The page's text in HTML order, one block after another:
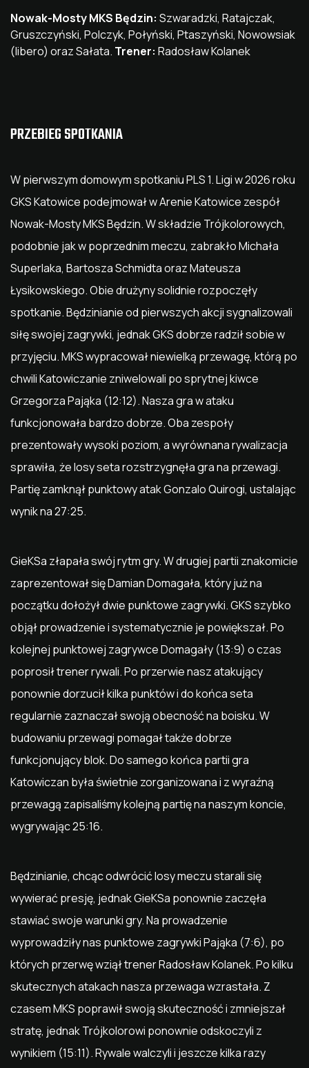
Nowak-Mosty MKS Będzin: Szwaradzki, Ratajczak,
Gruszczyński, Polczyk, Połyński, Ptaszyński, Nowowsiak
(libero) oraz Sałata. Trener: Radosław Kolanek
PRZEBIEG SPOTKANIA
W pierwszym domowym spotkaniu PLS 1. Ligi w 2026 roku
GKS Katowice podejmował w Arenie Katowice zespół
Nowak-Mosty MKS Będzin. W składzie Trójkolorowych,
podobnie jak w poprzednim meczu, zabrakło Michała
Superlaka, Bartosza Schmidta oraz Mateusza
Łysikowskiego. Obie drużyny solidnie rozpoczęły
spotkanie. Będzinianie od pierwszych akcji sygnalizowali
siłę swojej zagrywki, jednak GKS dobrze radził sobie w
przyjęciu. MKS wypracował niewielką przewagę, którą po
chwili Katowiczanie zniwelowali po sprytnej kiwce
Grzegorza Pająka (12:12). Nasza gra w ataku
funkcjonowała bardzo dobrze. Oba zespoły
prezentowały wysoki poziom, a wyrównana rywalizacja
sprawiła, że losy seta rozstrzygnęła gra na przewagi.
Partię zamknął punktowy atak Gonzalo Quirogi, ustalając
wynik na 27:25.
GieKSa złapała swój rytm gry. W drugiej partii znakomicie
zaprezentował się Damian Domagała, który już na
początku dołożył dwie punktowe zagrywki. GKS szybko
objął prowadzenie i systematycznie je powiększał. Po
kolejnej punktowej zagrywce Domagały (13:9) o czas
poprosił trener rywali. Po przerwie nasz atakujący
ponownie dorzucił kilka punktów i do końca seta
regularnie zaznaczał swoją obecność na boisku. W
budowaniu przewagi pomagał także dobrze
funkcjonujący blok. Do samego końca partii gra
Katowiczan była świetnie zorganizowana i z wyraźną
przewagą zapisaliśmy kolejną partię na naszym koncie,
wygrywając 25:16.
Będzinianie, chcąc odwrócić losy meczu starali się
wywierać presję, jednak GieKSa ponownie zaczęła
stawiać swoje warunki gry. Na prowadzenie
wyprowadziły nas punktowe zagrywki Pająka (7:6), po
których przerwę wziął trener Radosław Kolanek. Po kilku
skutecznych atakach nasza przewaga wzrastała. Z
czasem MKS poprawił swoją skuteczność i zmniejszał
stratę, jednak Trójkolorowi ponownie odskoczyli z
wynikiem (15:11). Rywale walczyli i jeszcze kilka razy